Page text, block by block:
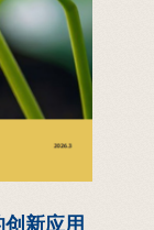
新应用